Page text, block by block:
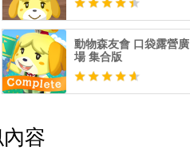
動物森友會 口袋露營廣
場 集合版
容